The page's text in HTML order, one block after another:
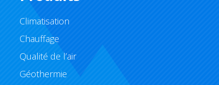
Climatisation
Chauffage
Qualité de l’air
Géothermie